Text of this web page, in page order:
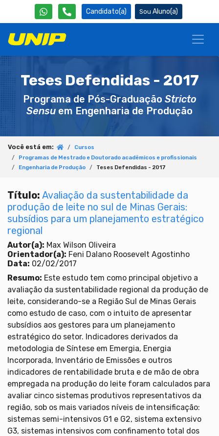
Candidato(a) Aluno(a)
Teses Defendidas - 2017
Programa de Pós-Graduação Stricto
Sensu em Engenharia de Produção
Você está em:
Cursos
Programas de Mestrado e Doutorado acadêmicos e profissionais
Engenharia de Produção
Teses Defendidas - 2017
Título: Avaliação da sustentabilidade da
produção de leite no sul de Minas Gerais:
subsídios para um planejamento estratégico
regional
Autor(a): Max Wilson Oliveira
Orientador(a): Feni Dalano Roosevelt Agostinho
Data: 02/02/2017
Resumo: Este estudo tem como principal objetivo a
avaliação da sustentabilidade regional da produção de
leite, considerando-se a Região Sul de Minas Gerais
como estudo de caso, com o intuito de apresentar
subsídios aos gestores para um planejamento
estratégico do setor. Indicadores derivados da
metodologia de Síntese em Emergia, Energia
Incorporada, Inventário de Emissões e outros
indicadores de rentabilidade bruta e de mão de obra
empregada na produção do leite foram calculados para
avaliar cinco sistemas produtivos representativos da
região, sob os mais variados níveis de intensificação:
sistemas semi-intensivos G1 e G2, sistema extensivo
G3, sistemas intensivos com confinamento total dos